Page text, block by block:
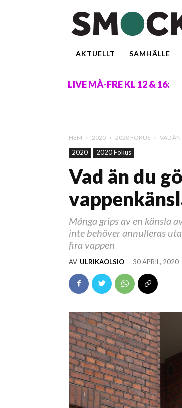
AKTUELLT SAMHÄLLE
LIVE MÅ-FRE KL 12 & 16:
HEM 2020 2020 FOKUS VAD ÄN
2020 2020 Fokus
Vad än du
Många grips av en känsla
inte behöver annulleras
fira vappen
AV ULRIKAOLSIO - 30 APRIL, 2020